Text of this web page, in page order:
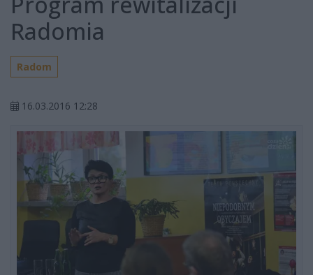
Radomia
Radom
16.03.2016 12:28